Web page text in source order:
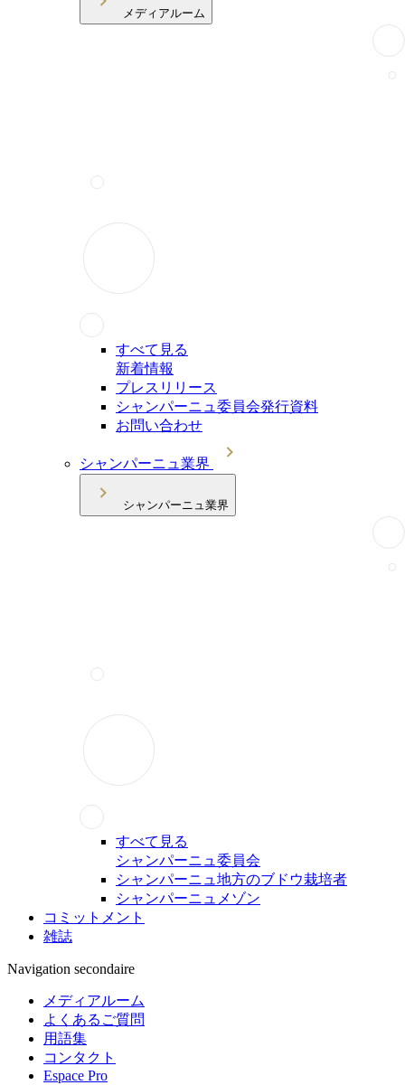
メディアルーム
すべて見る
新着情報
プレスリリース
シャンパーニュ委員会発行資料
お問い合わせ
シャンパーニュ業界
シャンパーニュ業界
すべて見る
シャンパーニュ委員会
シャンパーニュ地方のブドウ栽培者
シャンパーニュメゾン
コミットメント
雑誌
Navigation secondaire
メディアルーム
よくあるご質問
用語集
コンタクト
Espace Pro